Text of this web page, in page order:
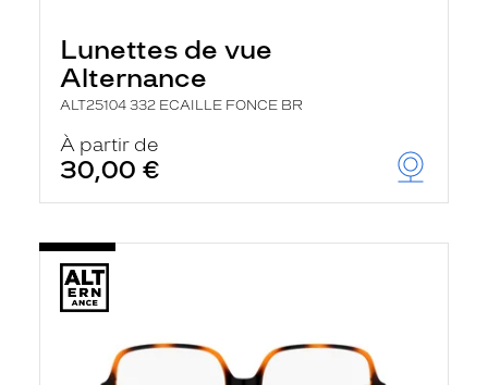
Lunettes de vue
Alternance
ALT25104 332 ECAILLE FONCE BR
À partir de
30,00 €